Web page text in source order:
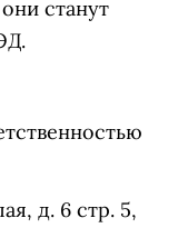
станут
д. 6 стр. 5,